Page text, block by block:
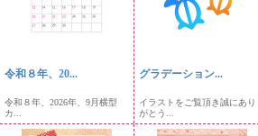
令和８年、20...
令和８年、2026年、9月横型
カ...
グラデーション...
イラストをご覧頂き誠にあり
がとう...